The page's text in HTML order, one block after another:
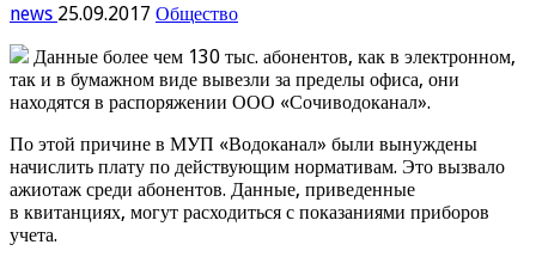
news 25.09.2017 Общество
Данные более чем 130 тыс. абонентов, как в электронном,
так и в бумажном виде вывезли за пределы офиса, они
находятся в распоряжении ООО «Сочиводоканал».
По этой причине в МУП «Водоканал» были вынуждены
начислить плату по действующим нормативам. Это вызвало
ажиотаж среди абонентов. Данные, приведенные
в квитанциях, могут расходиться с показаниями приборов
учета.